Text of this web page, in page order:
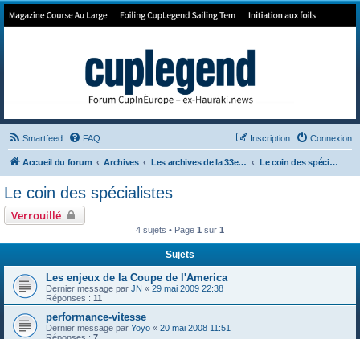
Forum de Cup In Europe
Smartfeed FAQ Connexion
Inscription
Accueil du forum Archives Les archives de la 33e America's Cup Le coin des spécialistes
Le coin des spécialistes
Verrouillé
4 sujets • Page 1 sur 1
Sujets
Les enjeux de la Coupe de l'America
Dernier message par JN « 29 mai 2009 22:38
Réponses : 11
performance-vitesse
Dernier message par Yoyo « 20 mai 2008 11:51